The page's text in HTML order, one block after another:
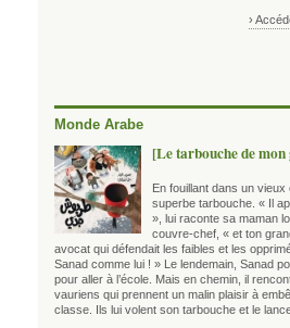
›
Monde Arabe
[Le tarbouche de
En fouillant dans un
superbe tarbouche. « Il
», lui raconte sa maman
couvre-chef, « et ton
avocat qui défendait les faibles et les
Sanad comme lui ! » Le lendemain, Sanad
pour aller à l’école. Mais en chemin, il
vauriens qui prennent un malin plaisir à
classe. Ils lui volent son tarbouche et le